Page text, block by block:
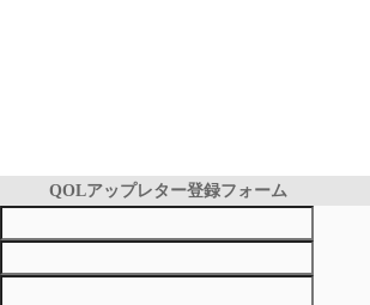
QOLアップレター登録フォーム